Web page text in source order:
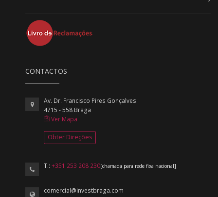
CONTACTOS
Av. Dr. Francisco Pires Gonçalves
4715 - 558 Braga
Ver Mapa
Obter Direções
T.:+351 253 208 230[chamada para rede fixa nacional]
comercial@investbraga.com